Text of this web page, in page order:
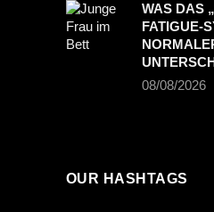
WAS DAS
FATIGUE-
08/08/2026
OUR HASHTAGS